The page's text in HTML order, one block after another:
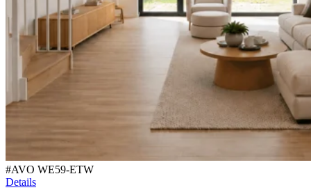
#AVO WE59-ETW
Details